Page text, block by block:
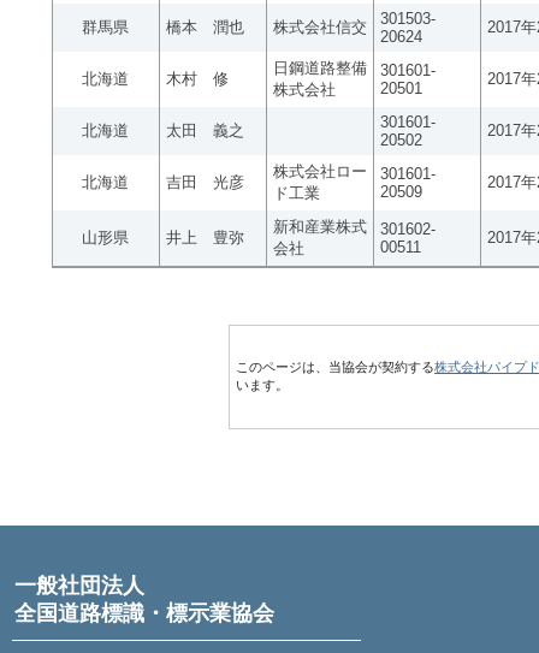
群馬県 橋本 潤也 株式会社信交
301503-
20624
2017
北海道 木村 修
日鋼道路整備
株式会社
301601-
20501
2017
北海道 太田 義之
301601-
20502
2017
北海道 吉田 光彦
株式会社ロー
ド工業
301601-
20509
2017
山形県 井上 豊弥
新和産業株式
会社
301602-
00511
2017
このページは、当協会が契約する株式会社パイプ
います。
一般社団法人
全国道路標識・標示業協会